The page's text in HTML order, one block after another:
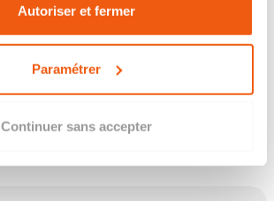
Autoriser et fermer
Paramétrer
Continuer sans accepter